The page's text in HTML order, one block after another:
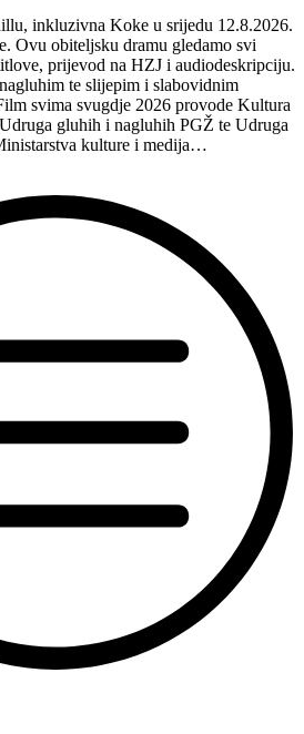
inkluzivna Koke u srijedu 12.8.2026.
Ovu obiteljsku dramu gledamo svi
prijevod na HZJ i audiodeskripciju.
te slijepim i slabovidnim
svima svugdje 2026 provode Kultura
gluhih i nagluhih PGŽ te Udruga
kulture i medija…